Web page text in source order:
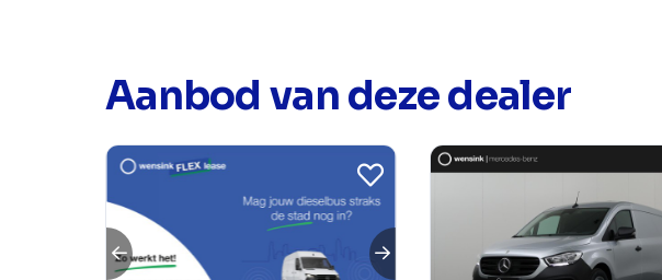
Aanbod van deze dealer